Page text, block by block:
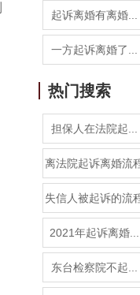
起诉离婚有离婚...
一方起诉离婚了...
热门搜索
担保人在法院起...
离法院起诉离婚流
失信人被起诉的流
2021年起诉离婚...
东台检察院不起...